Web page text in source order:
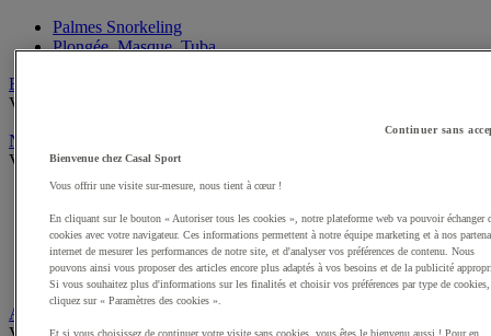
Palmes Snorkeling
Plongée, Masque, Tuba
Bébés Nageurs
Voir tous les produits
Natation
Voir tous les produits
Bonnet de bain, pince-nez et bouchon d'oreilles
Lunettes, masques, tubas Natation
Palmes, Plaquettes Natation
Matériel Entraînement Natation
Mannequins sauvetage
Aquagym et Aquabike
Continuer sans
Bienvenue chez Casal Sport
Vous offrir une visite sur-mesure, nous tient à cœur !
En cliquant sur le bouton « Autoriser tous les cookies », notre plateforme web va pouvoir échanger
cookies avec votre navigateur. Ces informations permettent à notre équipe marketing et à nos
internet de mesurer les performances de notre site, et d'analyser vos préférences de contenu. Nous
pouvons ainsi vous proposer des articles encore plus adaptés à vos besoins et de la publicité
Si vous souhaitez plus d'informations sur les finalités et choisir vos préférences par type de cookies,
cliquez sur « Paramètres des cookies ».